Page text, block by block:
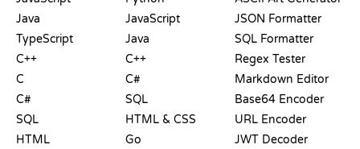
Java
TypeScript
C++
C
C#
SQL
HTML
JavaScript
Java
C++
C#
SQL
HTML & CSS
Go
JSON Formatter
SQL Formatter
Regex Tester
Markdown Editor
Base64 Encoder
URL Encoder
JWT Decoder